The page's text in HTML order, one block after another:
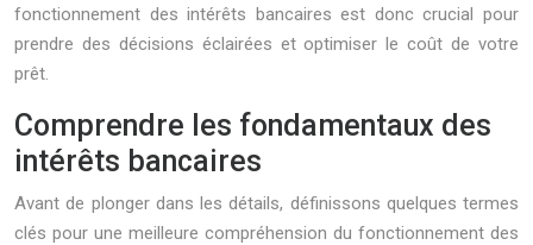
fonctionnement des intérêts bancaires est donc crucial pour
prendre des décisions éclairées et optimiser le coût de votre
prêt.
Comprendre les fondamentaux des
intérêts bancaires
Avant de plonger dans les détails, définissons quelques termes
clés pour une meilleure compréhension du fonctionnement des